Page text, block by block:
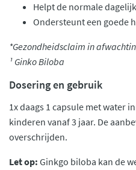
Helpt de normale
Ondersteunt een goede
*Gezondheidsclaim in
¹ Ginko Biloba
Dosering en gebruik
1x daags 1 capsule met water
kinderen vanaf 3 jaar. De
overschrijden.
Let op: Ginkgo biloba kan de